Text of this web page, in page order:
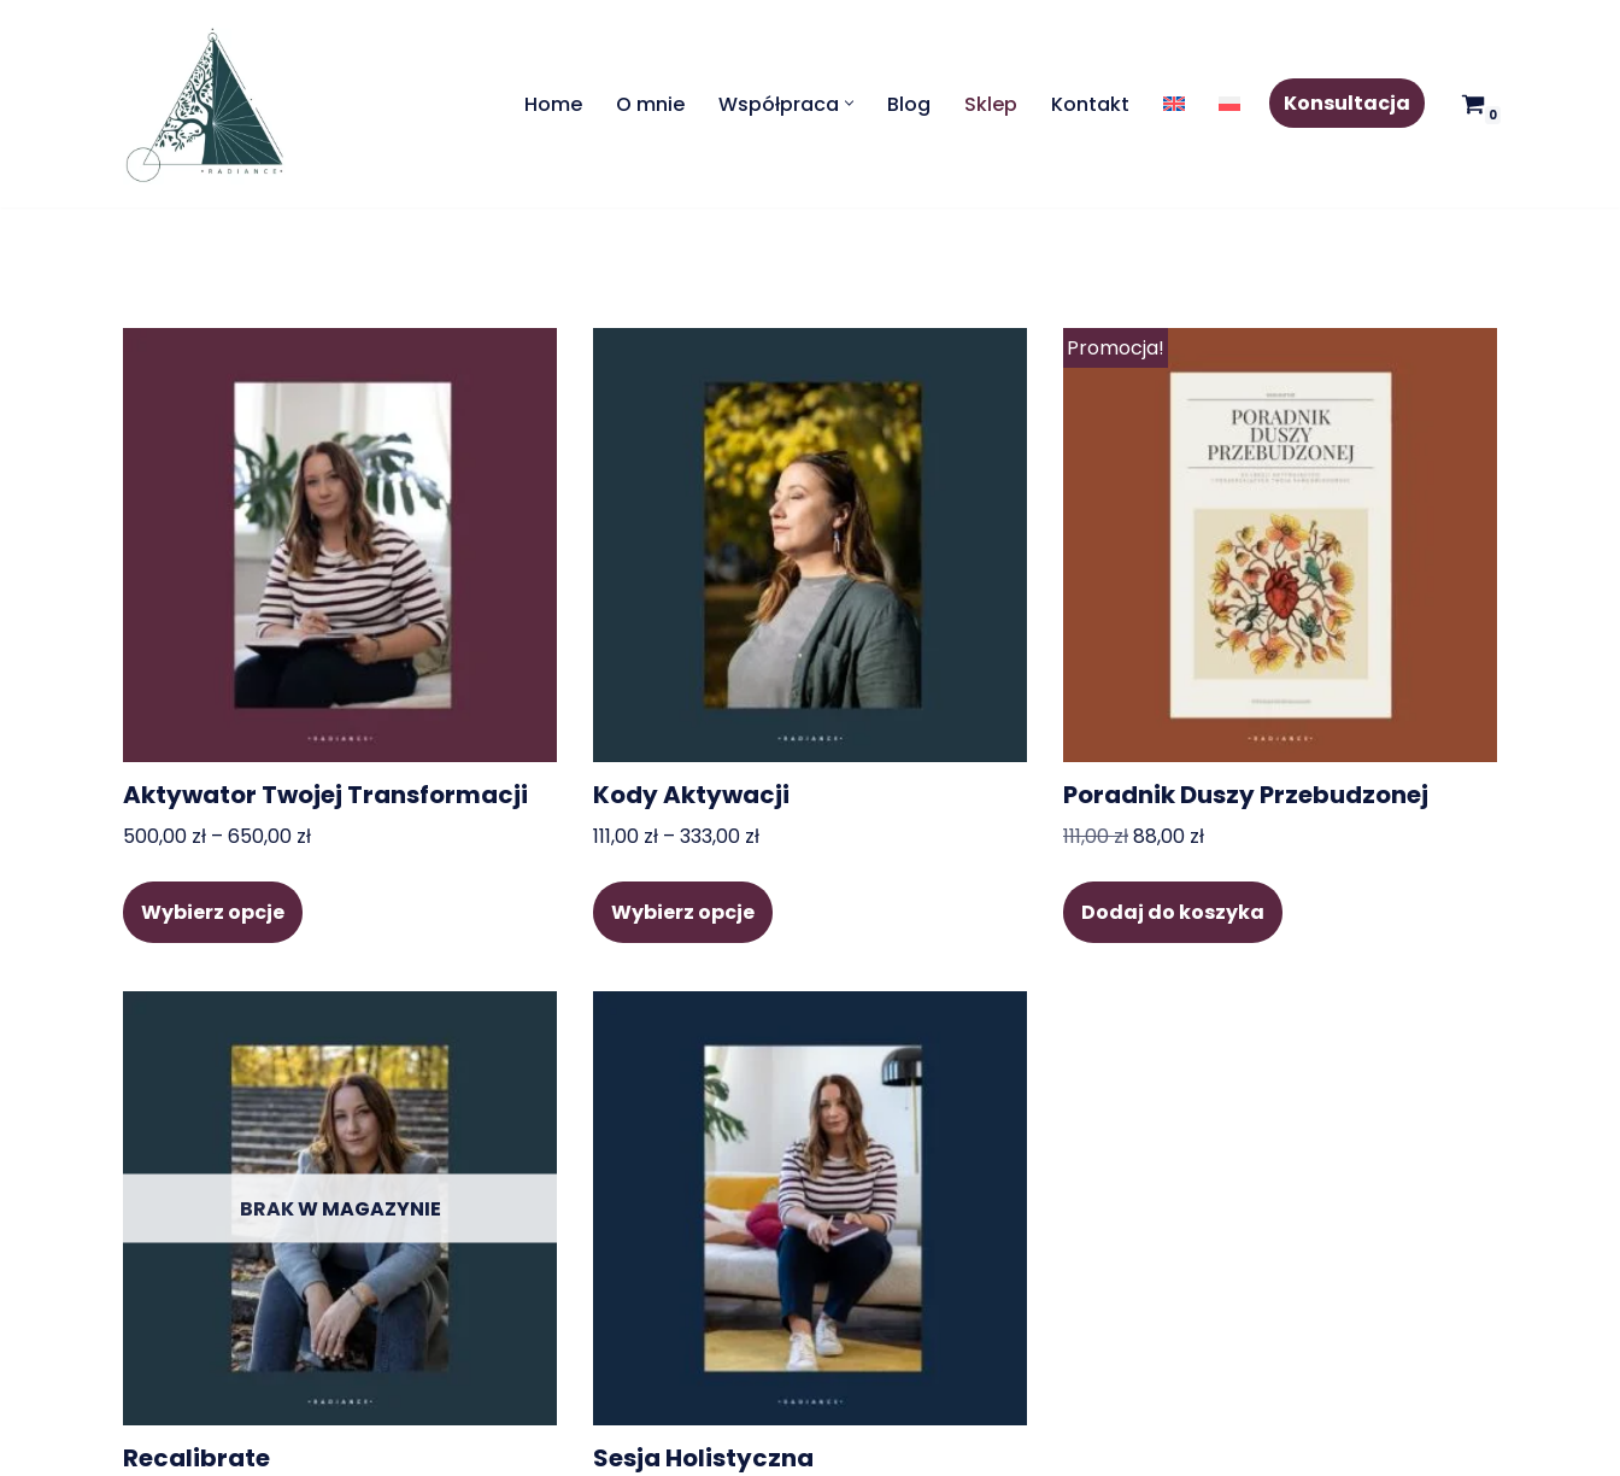
Home O mnie Współpraca Blog Sklep Kontakt Konsultacja 0
Aktywator Twojej Transformacji
500,00 zł – 650,00 zł
Wybierz opcje
Kody Aktywacji
111,00 zł – 333,00 zł
Wybierz opcje
Promocja!
Poradnik Duszy Przebudzonej
111,00zł88,00 zł
Dodaj do koszyka
BRAK W MAGAZYNIE
Recalibrate Sesja Holistyczna